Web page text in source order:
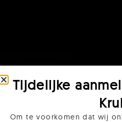
Tijdelijke
Om te voorkomen dat wij